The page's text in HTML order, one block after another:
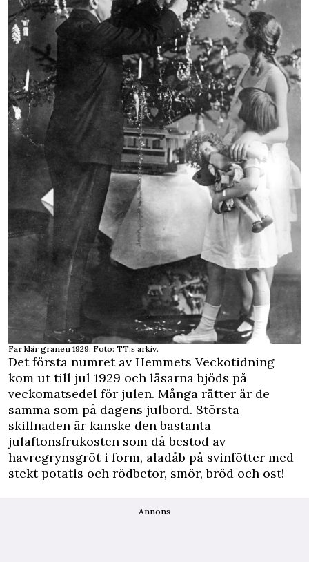
Far klär granen 1929. Foto: TT:s arkiv.
Det första numret av Hemmets Veckotidning
kom ut till jul 1929 och läsarna bjöds på
veckomatsedel för julen. Många rätter är de
samma som på dagens julbord. Största
skillnaden är kanske den bastanta
julaftonsfrukosten som då bestod av
havregrynsgröt i form, aladåb på svinfötter med
stekt potatis och rödbetor, smör, bröd och ost!
Annons